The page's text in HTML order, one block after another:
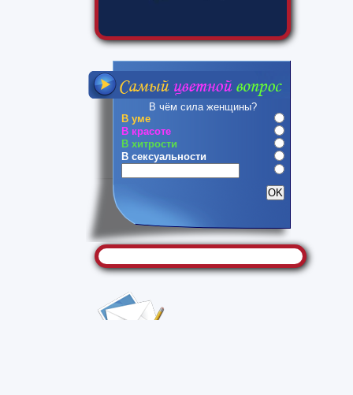
В чём сила женщины?
В уме
В красоте
В хитрости
В сексуальности